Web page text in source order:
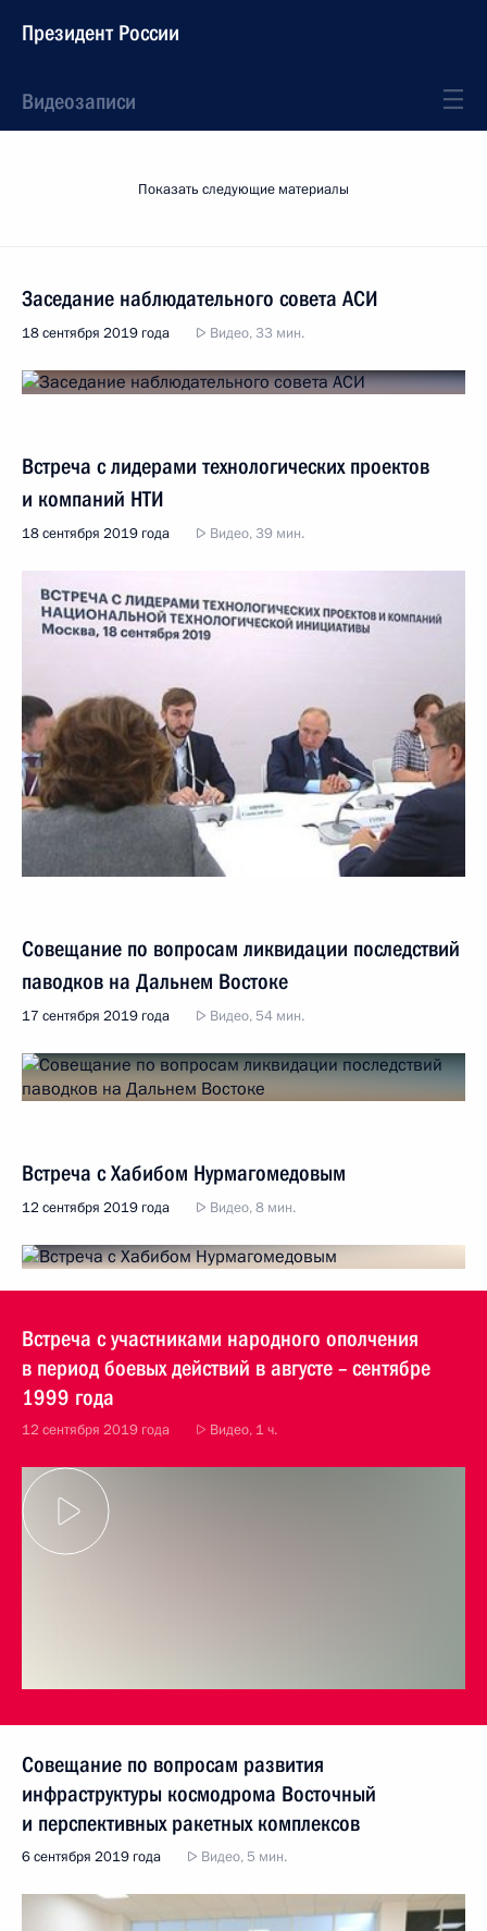
Президент России
Видеозаписи
Показать следующие материалы
Заседание наблюдательного совета АСИ
18 сентября 2019 года Видео, 33 мин.
Встреча с лидерами технологических проектов
и компаний НТИ
18 сентября 2019 года Видео, 39 мин.
Совещание по вопросам ликвидации последствий
паводков на Дальнем Востоке
17 сентября 2019 года Видео, 54 мин.
Встреча с Хабибом Нурмагомедовым
12 сентября 2019 года Видео, 8 мин.
Встреча с участниками народного ополчения
в период боевых действий в августе – сентябре
1999 года
12 сентября 2019 года Видео, 1 ч.
Совещание по вопросам развития
инфраструктуры космодрома Восточный
и перспективных ракетных комплексов
6 сентября 2019 года Видео, 5 мин.